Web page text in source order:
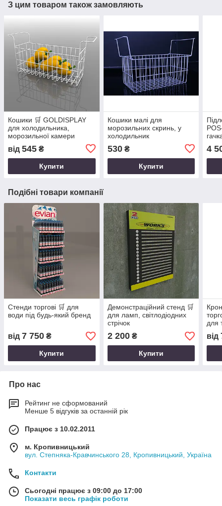
З цим товаром також замовляють
Кошики 🛒 GOLDISPLAY
для холодильника,
морозильної камери
від 545 ₴
Купити
Кошики малі для
морозильних скринь, у
холодильник
530₴
Купити
4
Подібні товари компанії
Стенди торгові 🛒 для
води під будь-який бренд
від 7 750 ₴
Купити
Демонстраційний стенд 🛒
для ламп, світлодіодних
стрічок
2 200₴
Купити
для
від
Про нас
Рейтинг не сформований
Менше 5 відгуків за останній рік
Працює з 10.02.2011
м. Кропивницький
вул. Степняка-Кравчинського 28, Кропивницький, Україна
Контакти
Сьогодні працює з 09:00 до 17:00
Показати весь графік роботи